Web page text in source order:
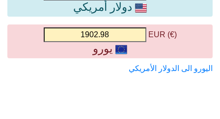
دولار أمريكي
(€) EUR
يورو
اليورو الى الدولار الأمريكي